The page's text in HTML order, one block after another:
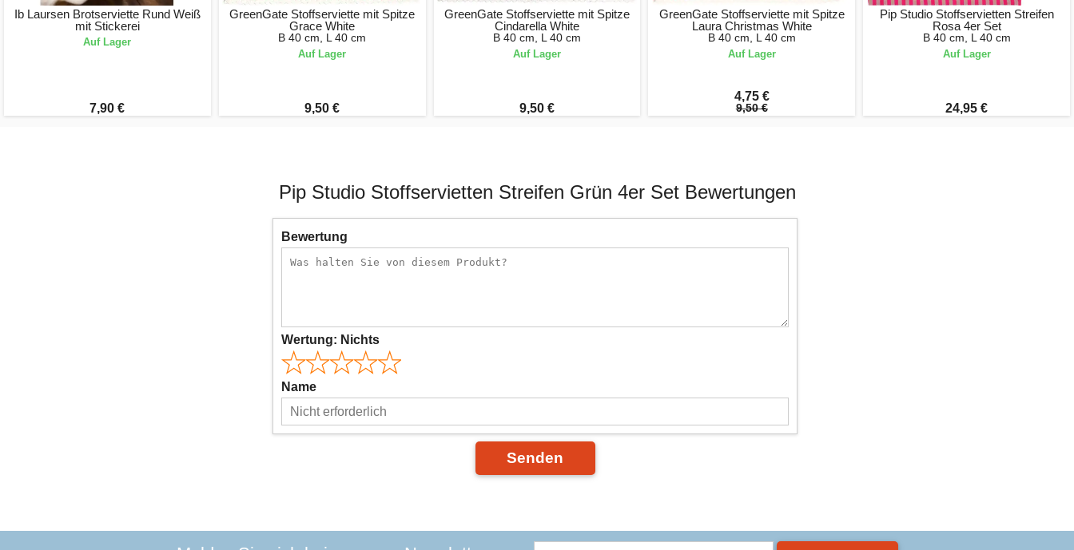
Ib Laursen Brotserviette Rund Weiß
mit Stickerei
Auf Lager
7,90 €
GreenGate Stoffserviette mit Spitze
Grace White
B 40 cm, L 40 cm
Auf Lager
9,50 €
GreenGate Stoffserviette mit Spitze
Cindarella White
B 40 cm, L 40 cm
Auf Lager
9,50 €
GreenGate Stoffserviette mit Spitze
Laura Christmas White
B 40 cm, L 40 cm
Auf Lager
4,75 €
9,50 €
Pip Studio Stoffservietten Streifen
Rosa 4er Set
B 40 cm, L 40 cm
Auf Lager
24,95 €
Pip Studio Stoffservietten Streifen Grün 4er Set Bewertungen
Bewertung
Wertung: Nichts
Name
Senden